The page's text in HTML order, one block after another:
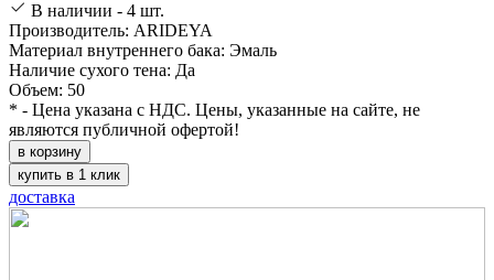
В наличии - 4 шт.
Производитель: ARIDEYA
Материал внутреннего бака: Эмаль
Наличие сухого тена: Да
Объем: 50
* - Цена указана с НДС. Цены, указанные на сайте, не
являются публичной офертой!
в корзину
купить в 1 клик
доставка